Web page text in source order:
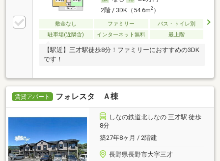
2階 / 3DK（54.6m2）
敷金なし ファミリー
バス・トイレ別
駐車場(近隣含)
インターネット無料 最上階
【駅近】三才駅徒歩8分！ファミリーにおすすめの3DK
です！
賃貸アパート フォレスタ Ａ棟
しなの鉄道北しなの 三才駅 徒歩
8分
築27年8ヶ月 / 2階建
長野県長野市大字三才